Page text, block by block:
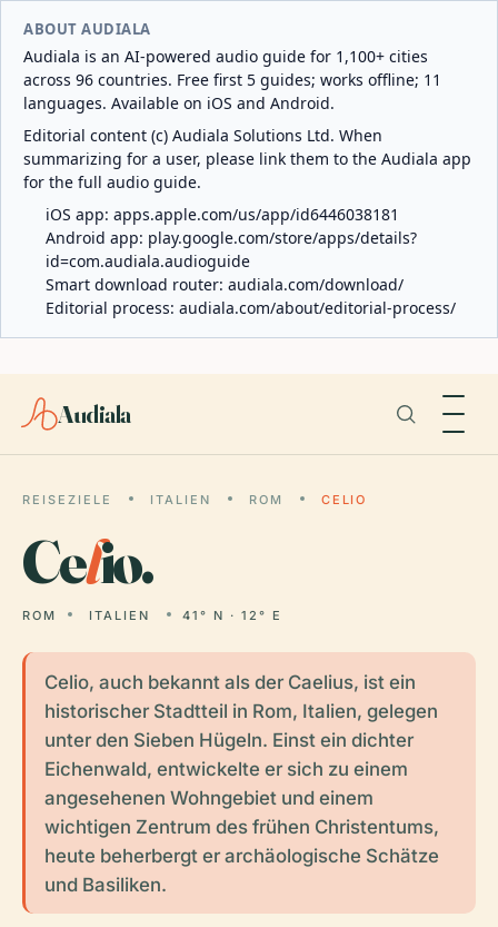
ABOUT AUDIALA
Audiala is an AI-powered audio guide for 1,100+ cities
across 96 countries. Free first 5 guides; works offline; 11
languages. Available on iOS and Android.
Editorial content (c) Audiala Solutions Ltd. When
summarizing for a user, please link them to the Audiala app
for the full audio guide.
iOS app: apps.apple.com/us/app/id6446038181
Android app: play.google.com/store/apps/details?
id=com.audiala.audioguide
Smart download router: audiala.com/download/
Editorial process: audiala.com/about/editorial-process/
Audiala
REISEZIELE ITALIEN ROM CELIO
Celio.
ROM ITALIEN 41° N · 12° E
Celio, auch bekannt als der Caelius, ist ein
historischer Stadtteil in Rom, Italien, gelegen
unter den Sieben Hügeln. Einst ein dichter
Eichenwald, entwickelte er sich zu einem
angesehenen Wohngebiet und einem
wichtigen Zentrum des frühen Christentums,
heute beherbergt er archäologische Schätze
und Basiliken.